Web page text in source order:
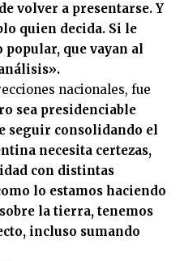
volver a presentarse. Y
quien decida. Si le
que vayan al
nacionales, fue
sea presidenciable
seguir consolidando el
necesita certezas,
con distintas
lo estamos haciendo
la tierra, tenemos
incluso sumando